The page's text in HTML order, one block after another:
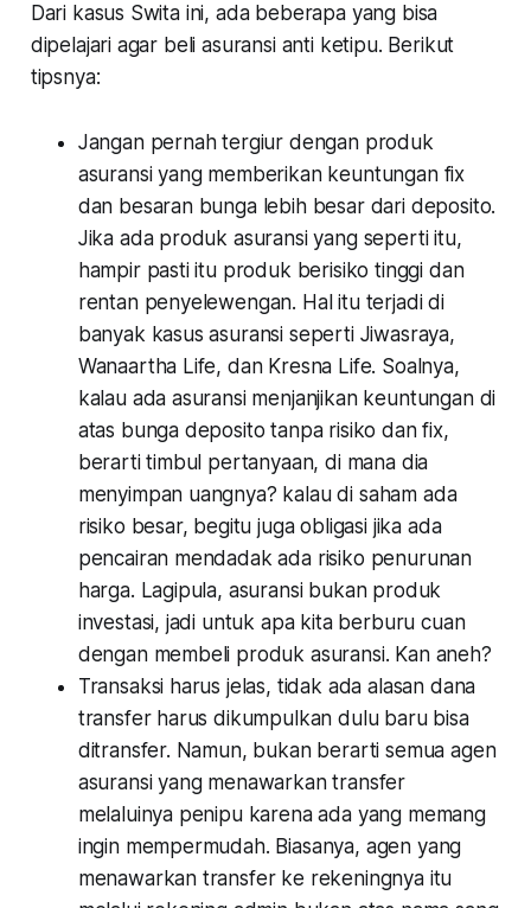
Dari kasus Swita ini, ada beberapa yang bisa
dipelajari agar beli asuransi anti ketipu. Berikut
tipsnya:
Jangan pernah tergiur dengan produk
asuransi yang memberikan keuntungan fix
dan besaran bunga lebih besar dari deposito.
Jika ada produk asuransi yang seperti itu,
hampir pasti itu produk berisiko tinggi dan
rentan penyelewengan. Hal itu terjadi di
banyak kasus asuransi seperti Jiwasraya,
Wanaartha Life, dan Kresna Life. Soalnya,
kalau ada asuransi menjanjikan keuntungan di
atas bunga deposito tanpa risiko danfix,
berarti timbul pertanyaan, di mana dia
menyimpan uangnya? kalau di saham ada
risiko besar, begitu juga obligasi jika ada
pencairan mendadak ada risiko penurunan
harga. Lagipula, asuransi bukan produk
investasi, jadi untuk apa kita berburu cuan
dengan membeli produk asuransi. Kan aneh?
Transaksi harus jelas, tidak ada alasan dana
transfer harus dikumpulkan dulu baru bisa
ditransfer. Namun, bukan berarti semua agen
asuransi yang menawarkan transfer
melaluinya penipu karena ada yang memang
ingin mempermudah. Biasanya, agen yang
menawarkan transfer ke rekeningnya itu